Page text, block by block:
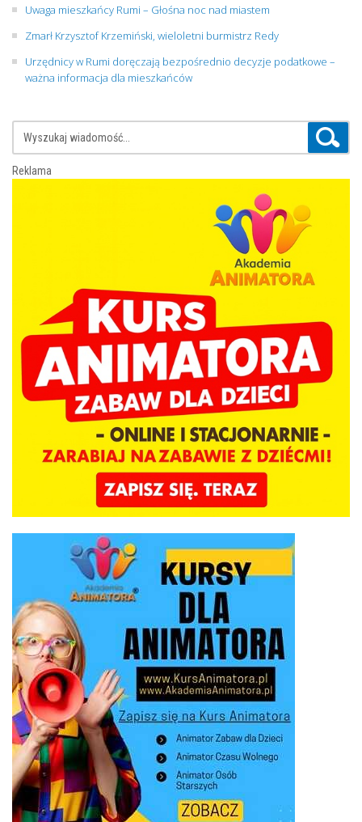
Uwaga mieszkańcy Rumi – Głośna noc nad miastem
Zmarł Krzysztof Krzemiński, wieloletni burmistrz Redy
Urzędnicy w Rumi doręczają bezpośrednio decyzje podatkowe –
ważna informacja dla mieszkańców
Reklama